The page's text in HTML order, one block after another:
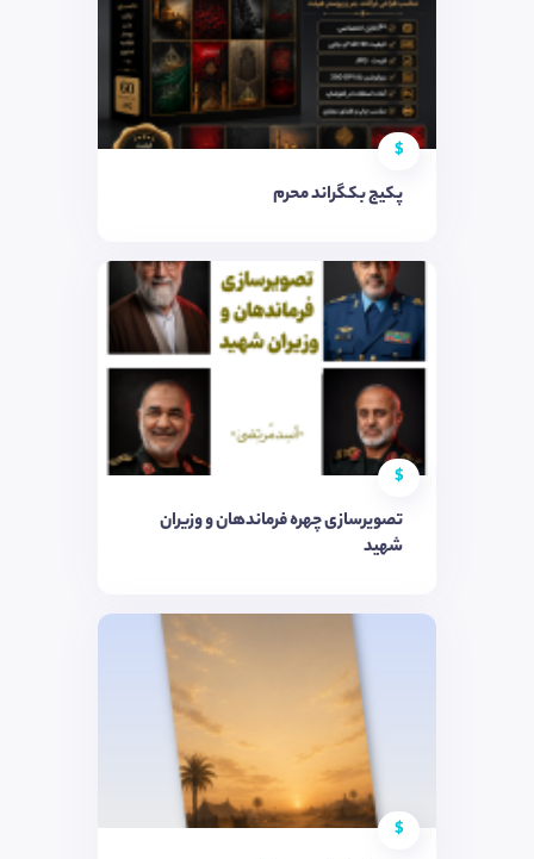
$
پکیج بکگراند محرم
$
تصویرسازی چهره فرماندهان و وزیران
شهید
$